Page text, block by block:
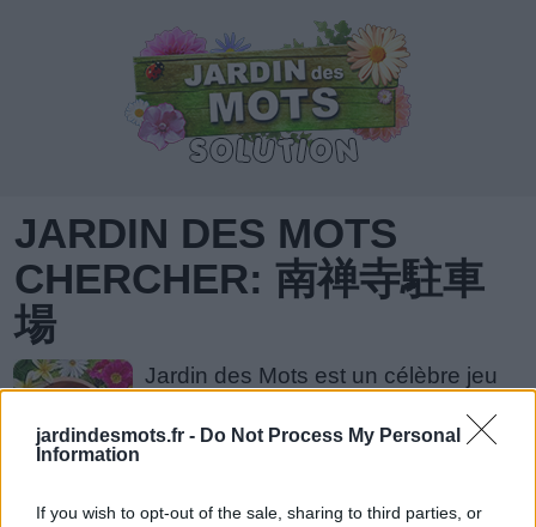
jardindesmots.fr - Do Not Process My Personal
Information
If you wish to opt-out of the sale, sharing to third parties, or
JARDIN DES MOTS
CHERCHER: 南禅寺駐車
場
Jardin des Mots est un célèbre jeu
récemment développé par IsCool
Entertainment. Jardin des Mots peut
de casse-tête à base de mots les plus populaires.